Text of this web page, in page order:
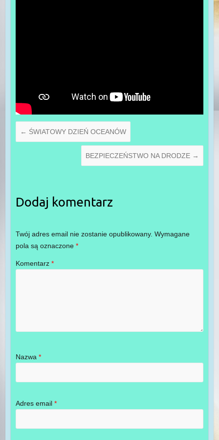
← ŚWIATOWY DZIEŃ OCEANÓW
BEZPIECZEŃSTWO NA DRODZE →
Dodaj komentarz
Twój adres email nie zostanie opublikowany. Wymagane
pola są oznaczone *
Komentarz *
Nazwa *
Adres email *